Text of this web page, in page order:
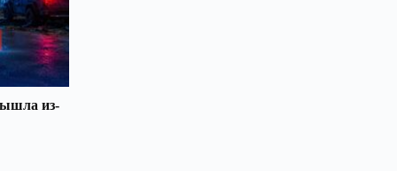
из-